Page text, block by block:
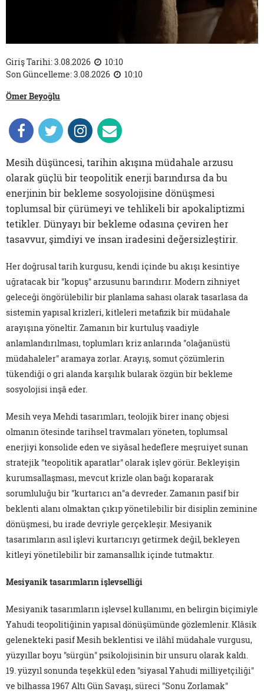
Giriş Tarihi: 3.08.2026
10:10
Son Güncelleme: 3.08.2026
10:10
Ömer Beyoğlu
Mesih düşüncesi, tarihin akışına müdahale arzusu
olarak güçlü bir teopolitik enerji barındırsa da bu
enerjinin bir bekleme sosyolojisine dönüşmesi
toplumsal bir çürümeyi ve tehlikeli bir apokaliptizmi
tetikler. Dünyayı bir bekleme odasına çeviren her
tasavvur, şimdiyi ve insan iradesini değersizleştirir.
Her doğrusal tarih kurgusu, kendi içinde bu akışı kesintiye
uğratacak bir "kopuş" arzusunu barındırır. Modern zihniyet
geleceği öngörülebilir bir planlama sahası olarak tasarlasa da
sistemin yapısal krizleri, kitleleri metafizik bir müdahale
arayışına yöneltir. Zamanın bir kurtuluş vaadiyle
anlamlandırılması, toplumları kriz anlarında "olağanüstü
müdahaleler" aramaya zorlar. Arayış, somut çözümlerin
tükendiği o gri alanda karşılık bularak özgün bir bekleme
sosyolojisi inşâ eder.
Mesih veya Mehdi tasarımları, teolojik birer inanç objesi
olmanın ötesinde tarihsel travmaları yöneten, toplumsal
enerjiyi konsolide eden ve siyâsal hedeflere meşruiyet sunan
stratejik "teopolitik aparatlar" olarak işlev görür. Bekleyişin
kurumsallaşması, mevcut krizle olan bağı kopararak
sorumluluğu bir "kurtarıcı an"a devreder. Zamanın pasif bir
beklenti alanı olmaktan çıkıp yönetilebilir bir disiplin zeminine
dönüşmesi, bu irade devriyle gerçekleşir. Mesiyanik
tasarımların asıl işlevi kurtarıcıyı getirmek değil, bekleyen
kitleyi yönetilebilir bir zamansallık içinde tutmaktır.
Mesiyanik tasarımların işlevselliği
Mesiyanik tasarımların işlevsel kullanımı, en belirgin biçimiyle
Yahudi teopolitiğinin yapısal dönüşümünde gözlemlenir. Klâsik
gelenekteki pasif Mesih beklentisi ve ilâhî müdahale vurgusu,
yüzyıllar boyu "sürgün" psikolojisinin bir unsuru olarak kaldı.
19. yüzyıl sonunda teşekkül eden "siyasal Yahudi milliyetçiliği"
ve bilhassa 1967 Altı Gün Savaşı, süreci "Sonu Zorlamak"